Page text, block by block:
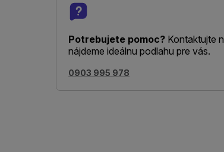
Potrebujete pomoc? Kontaktujte
nájdeme ideálnu podlahu pre vás.
0903 995 978